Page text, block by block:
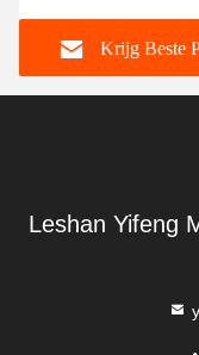
Verwerking &
Krijg Beste
Leshan Yifeng